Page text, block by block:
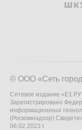
© ООО «Сеть
Сетевое издание
Зарегистрировано
информационных
(Роскомнадзор)
06.02.2023 г.